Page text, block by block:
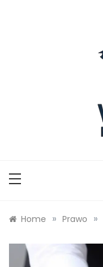
Home » Prawo »